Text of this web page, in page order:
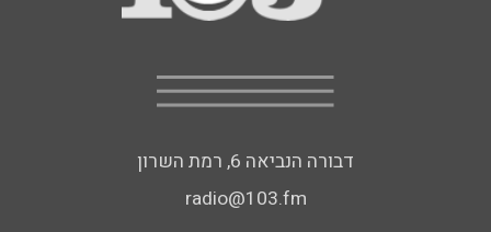
דבורה הנביאה 6, רמת השרון
radio@103.fm